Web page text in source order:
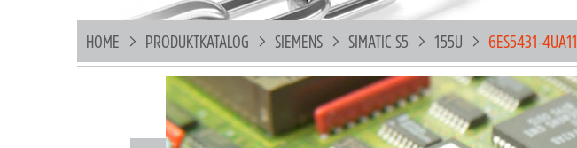
HOME PRODUKTKATALOG SIEMENS SIMATIC S5 155U 6ES5431-4UA11